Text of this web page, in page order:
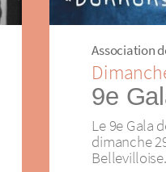
Association
9e
Le 9e Gala
dimanche
Bellevilloise.